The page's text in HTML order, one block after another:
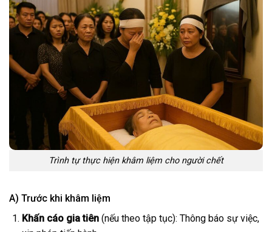
Trình tự thực hiện khâm liệm cho người chết
A) Trước khi khâm liệm
Khấn cáo gia tiên(nếu theo tập tục): Thông báo sự việc,